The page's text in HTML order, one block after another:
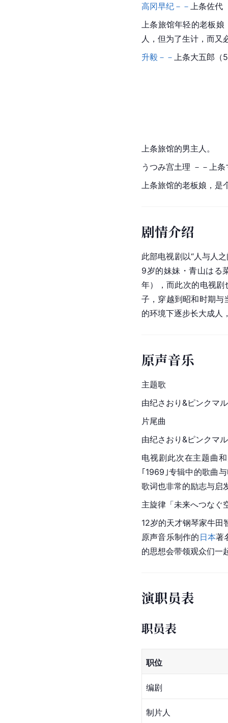
高冈早纪－－ 上条佐代
上条旅馆年轻的老板
人，但为了生计，而又
升毅－－ 上条大五郎（
上条旅馆的男主人。
うつみ宫土理 －－上
上条旅馆的老板娘，
剧情介绍
此部电视剧以“人与人
9岁的妹妹・青山はる
年），而此次的电视
子，穿越到昭和时期与
的环境下逐步长大成人
原声音乐
主题歌
由纪さおり&ピンクマ
片尾曲
由纪さおり&ピンクマ
电视剧此次在主题曲
｢1969｣专辑中的歌曲
歌词也非常的励志与启
主旋律「未来へつなぐ
12岁的天才钢琴家牛田
原声音乐制作的 日本著
的思想会带领观众们一
演职员表
职员表
职位
编剧
制片人